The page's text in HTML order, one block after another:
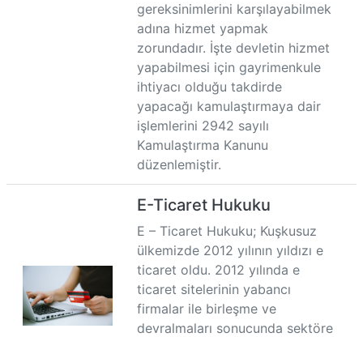
gereksinimlerini karşılayabilmek
adına hizmet yapmak
zorundadır. İşte devletin hizmet
yapabilmesi için gayrimenkule
ihtiyacı olduğu takdirde
yapacağı kamulaştırmaya dair
işlemlerini 2942 sayılı
Kamulaştırma Kanunu
düzenlemiştir.
E-Ticaret Hukuku
E – Ticaret Hukuku; Kuşkusuz
ülkemizde 2012 yılının yıldızı e
ticaret oldu. 2012 yılında e
ticaret sitelerinin yabancı
firmalar ile birleşme ve
devralmaları sonucunda sektöre